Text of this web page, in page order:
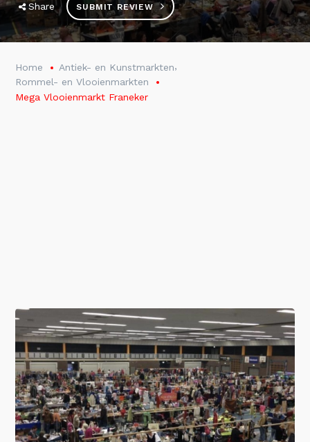
Share SUBMIT REVIEW
Home Antiek- en Kunstmarkten,
Rommel- en Vlooienmarkten
Mega Vlooienmarkt Franeker